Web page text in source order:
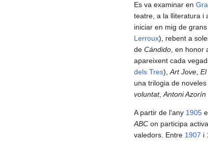
Es va examinar en
teatre, a la lliteratura i
iniciar en mig de
Lerroux), rebent a
de Cándido , en honor
apareixent cada
dels Tres), Art Jove
una trilogia de
voluntat, Antoni Azorín
A partir de l'any 1905
ABC on participa
valedors. Entre 1907 i